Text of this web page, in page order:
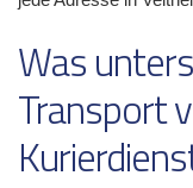
Was
Transport